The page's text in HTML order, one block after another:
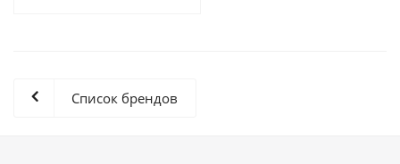
Список брендов